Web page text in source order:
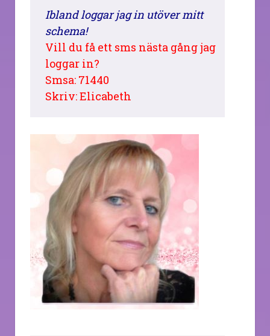
Ibland loggar jag in utöver mitt
schema!
Vill du få ett sms nästa gång jag
loggar in?
Smsa: 71440
Skriv: Elicabeth